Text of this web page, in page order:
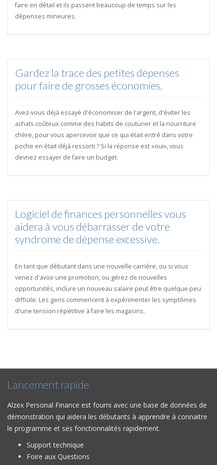
faire en détail et ils passent beaucoup de temps sur les
dépenses mineures.
Gardez la trace des petites dépenses
pour faire de grosses économies.
Avez-vous déjà essayé d'économiser de l'argent, d'éviter les
achats coûteux comme des habits de couturier et la nourriture
chère, pour vous apercevoir que ce qui était entré dans votre
poche en était déjà ressorti ? Si la réponse est «oui», vous
devriez essayer de faire un budget.
Logiciel de finances personnelles vous
aidera à vous débarrasser de votre
syndrome de dépense excessive.
En tant que débutant dans une nouvelle carrière, ou si vous
venez d'avoir une promotion, ou gérez de nouvelles
opportunités, inclure un nouveau salaire peut être quelque peu
difficile. Les gens commencent à expérimenter les symptômes
d'une tension répétitive à faire les magasins.
Lancement rapide
Alzex Personal Finance est fourni avec une base de données de
démonstration qui aidera les débutants à apprendre à connaitre
le programme et ses fonctionnalités rapidement.
Support technique
Foire aux Questions